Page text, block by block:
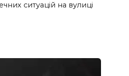
ситуацій на вулиці